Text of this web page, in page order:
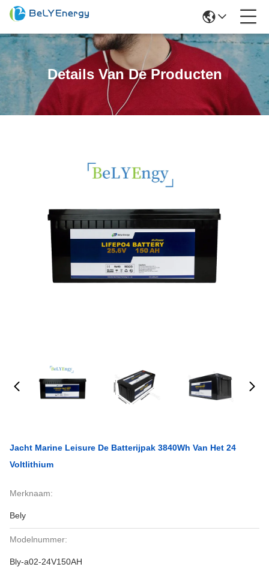
Details Van De Producten
Jacht Marine Leisure De Batterijpak 3840Wh Van Het 24
Voltlithium
Merknaam:
Bely
Modelnummer:
Bly-a02-24V150AH